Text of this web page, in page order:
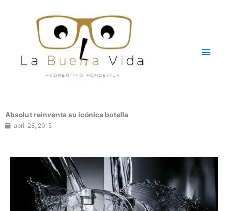
Absolut reinventa su icónica botella
abril 28, 2015